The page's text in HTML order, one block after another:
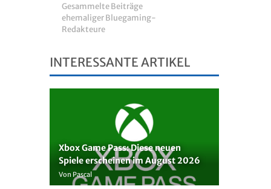
Gesammelte Beiträge
ehemaliger Bluegaming-
Redakteure
INTERESSANTE ARTIKEL
Xbox Game Pass: Diese neuen
Spiele erscheinen im August 2026
Von Pascal